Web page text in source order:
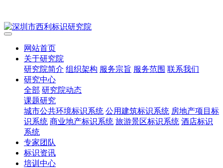
网站首页
关于研究院
研究院简介 组织架构 服务宗旨 服务范围 联系我们
研究中心
全部 研究院动态
课题研究
城市公共环境标识系统 公用建筑标识系统 房地产项目标
识系统 商业地产标识系统 旅游景区标识系统 酒店标识
系统
专家团队
标识资讯
培训中心